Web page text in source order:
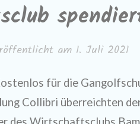
am 1. Juli 2021
für die
Collibri überreichten